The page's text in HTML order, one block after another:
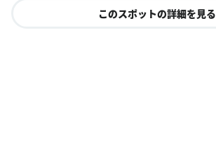
このスポットの詳細を見る